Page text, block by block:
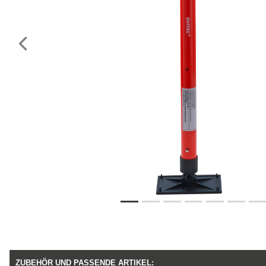
Vorheriges
ZUBEHÖR UND PASSENDE ARTIKEL: